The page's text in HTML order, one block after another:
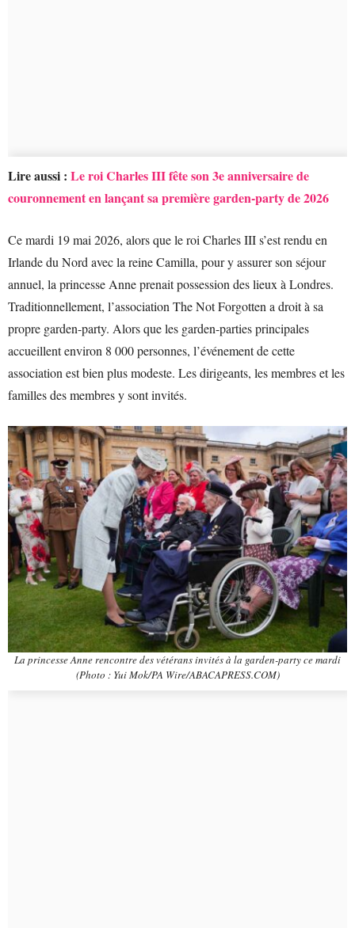
Lire aussi : Le roi Charles III fête son 3e anniversaire de
couronnement en lançant sa première garden-party de 2026
Ce mardi 19 mai 2026, alors que le roi Charles III s’est rendu en
Irlande du Nord avec la reine Camilla, pour y assurer son séjour
annuel, la princesse Anne prenait possession des lieux à Londres.
Traditionnellement, l’association The Not Forgotten a droit à sa
propre garden-party. Alors que les garden-parties principales
accueillent environ 8 000 personnes, l’événement de cette
association est bien plus modeste. Les dirigeants, les membres et les
familles des membres y sont invités.
La princesse Anne rencontre des vétérans invités à la garden-party ce mardi
(Photo : Yui Mok/PA Wire/ABACAPRESS.COM)